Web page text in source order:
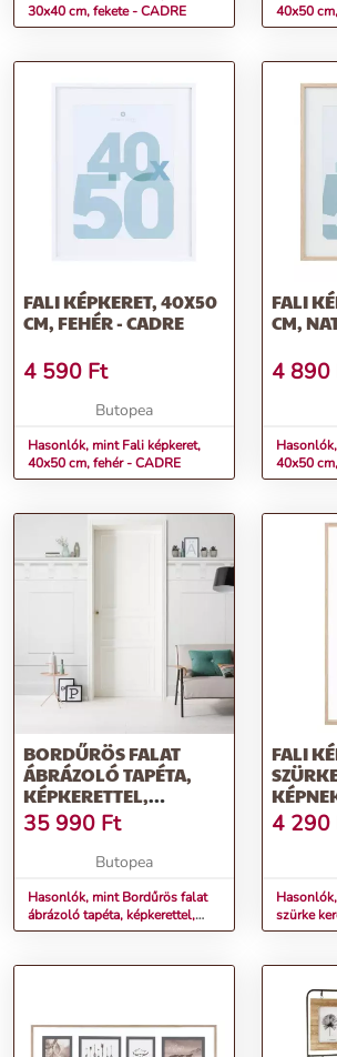
30x40 cm, fekete - CADRE
40x50
FALI KÉPKERET, 40X50
CM, FEHÉR - CADRE
4 590 Ft
Butopea
Hasonlók, mint Fali képkeret,
40x50 cm, fehér - CADRE
FALI
CM,
4 890
40x50
BORDŰRÖS FALAT
ÁBRÁZOLÓ TAPÉTA,
KÉPKERETTEL,
100X250 CM, FEHÉR -
HAUSSMAN
35 990 Ft
Butopea
Hasonlók, mint Bordűrös falat
ábrázoló tapéta, képkerettel,
100x250 cm, fehér -
FALI
4 290
szürke
fa -